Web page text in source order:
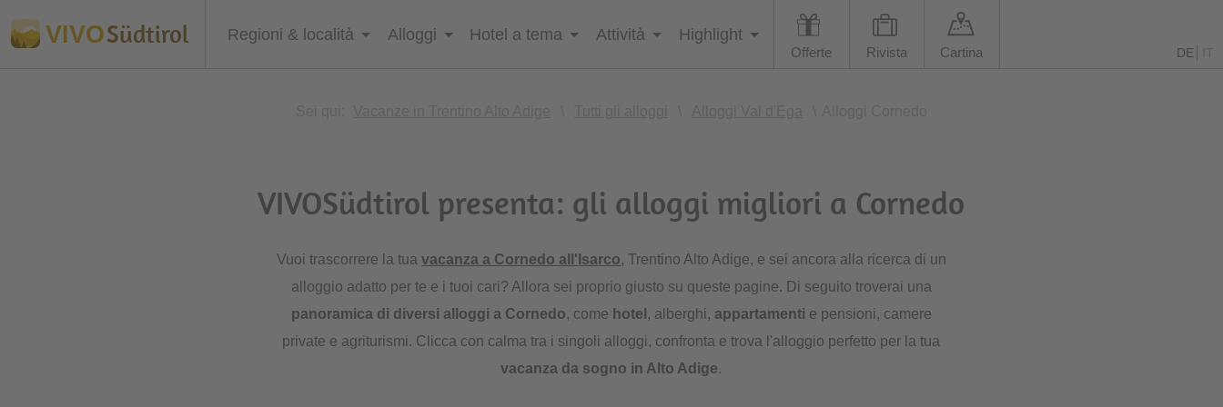
VIVOSüdtirol Regioni & località Alloggi Hotel a tema Attività Highlight
Offerte Rivista Cartina DE
VIVOSüdtirol presenta: gli alloggi migliori a Cornedo
Vuoi trascorrere la tua vacanza a Cornedo all'Isarco, Trentino Alto Adige, e sei ancora alla ricerca di un
alloggio adatto per te e i tuoi cari? Allora sei proprio giusto su queste pagine. Di seguito troverai una
panoramica di diversi alloggi a Cornedo, come hotel , alberghi, appartamenti e pensioni, camere
private e agriturismi. Clicca con calma tra i singoli alloggi, confronta e trova l'alloggio perfetto per la tua
vacanza da sogno in Alto Adige.